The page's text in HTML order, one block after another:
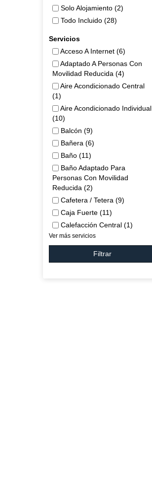
Solo Alojamiento (2)
Todo Incluido (28)
Servicios
Acceso A Internet (6)
Adaptado A Personas Con
Movilidad Reducida (4)
Aire Acondicionado Central
(1)
Aire Acondicionado Individual
(10)
Balcón (9)
Bañera (6)
Baño (11)
Baño Adaptado Para
Personas Con Movilidad
Reducida (2)
Cafetera / Tetera (9)
Caja Fuerte (11)
Calefacción Central (1)
Ver más servicios
Filtrar